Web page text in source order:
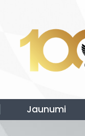
Jaunumi